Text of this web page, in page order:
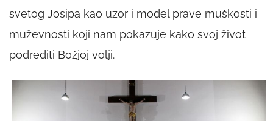
svetog Josipa kao uzor i model prave muškosti i
muževnosti koji nam pokazuje kako svoj život
podrediti Božjoj volji.